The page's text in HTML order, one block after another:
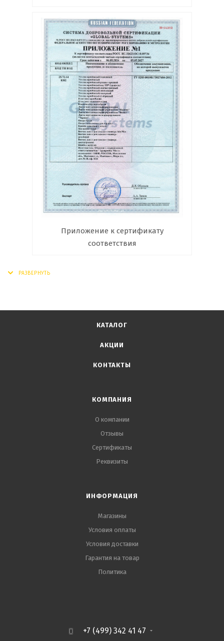
Приложение к сертификату
соответствия
КАТАЛОГ
АКЦИИ
КОНТАКТЫ
КОМПАНИЯ
О компании
Отзывы
Сертификаты
Реквизиты
ИНФОРМАЦИЯ
Магазины
Условия оплаты
Условия доставки
Гарантия на товар
Политика
+7 (499) 342 41 47